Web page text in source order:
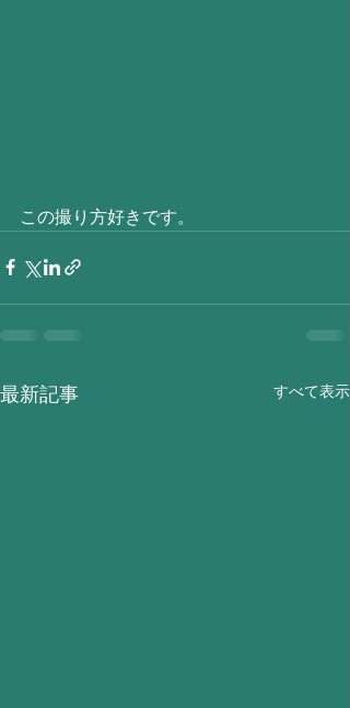
この撮り方好きです。
最新記事 すべて表示